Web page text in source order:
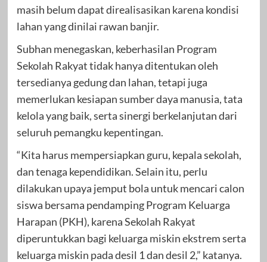
masih belum dapat direalisasikan karena kondisi
lahan yang dinilai rawan banjir.
Subhan menegaskan, keberhasilan Program
Sekolah Rakyat tidak hanya ditentukan oleh
tersedianya gedung dan lahan, tetapi juga
memerlukan kesiapan sumber daya manusia, tata
kelola yang baik, serta sinergi berkelanjutan dari
seluruh pemangku kepentingan.
“Kita harus mempersiapkan guru, kepala sekolah,
dan tenaga kependidikan. Selain itu, perlu
dilakukan upaya jemput bola untuk mencari calon
siswa bersama pendamping Program Keluarga
Harapan (PKH), karena Sekolah Rakyat
diperuntukkan bagi keluarga miskin ekstrem serta
keluarga miskin pada desil 1 dan desil 2,” katanya.